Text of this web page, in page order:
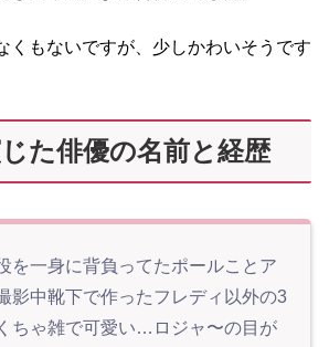
くもないですが、少しかわいそうです
た俳優の名前と経歴
を一身に背負ってたポールことア
影中靴下で作ったフレディ以外の3
ちゃ雑で可愛い…ロジャ〜の目が